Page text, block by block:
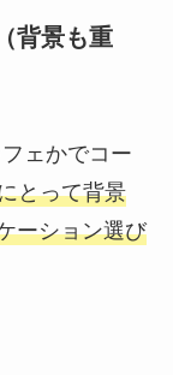
背景も重
ェかでコー
とって背景
ーション選び